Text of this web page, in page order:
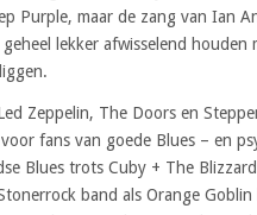
Purple, maar de zang van Ian
lekker afwisselend houden
Zeppelin, The Doors en
fans van goede Blues – en
Blues trots Cuby + The
band als Orange